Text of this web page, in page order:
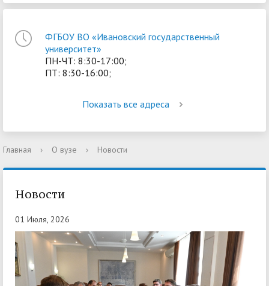
ФГБОУ ВО «Ивановский государственный
университет»
ПН-ЧТ: 8:30-17:00;
ПТ: 8:30-16:00;
Показать все адреса
Главная › О вузе › Новости
Новости
01 Июля, 2026